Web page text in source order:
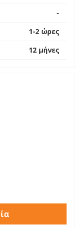
-
1-2 ώρες
12 μήνες